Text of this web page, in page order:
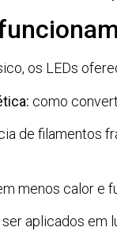
os LEDs
como
de filamentos
menos calor e
aplicados em